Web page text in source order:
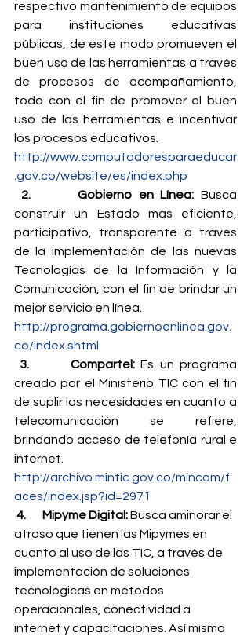
respectivo mantenimiento de equipos
para instituciones educativas
públicas, de este modo promueven el
buen uso de las herramientas a través
de procesos de acompañamiento,
todo con el fin de promover el buen
uso de las herramientas e incentivar
los procesos educativos.
http://www.computadoresparaeducar
.gov.co/website/es/index.php
2.       Gobierno en Línea: Busca
construir un Estado más eficiente,
participativo, transparente a través
de la implementación de las nuevas
Tecnologías de la Información y la
Comunicación, con el fin de brindar un
mejor servicio en línea.
http://programa.gobiernoenlinea.gov.
co/index.shtml
3.       Compartel: Es un programa
creado por el Ministerio TIC con el fin
de suplir las necesidades en cuanto a
telecomunicación se refiere,
brindando acceso de telefonía rural e
internet.
http://archivo.mintic.gov.co/mincom/f
aces/index.jsp?id=2971
4.       Mipyme Digital: Busca aminorar el
atraso que tienen las Mipymes en
cuanto al uso de las TIC, a través de
implementación de soluciones
tecnológicas en métodos
operacionales, conectividad a
internet y capacitaciones. Así mismo